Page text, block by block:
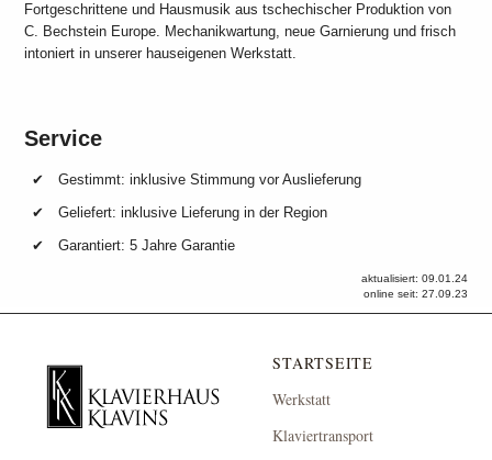
Fortgeschrittene und Hausmusik aus tschechischer Produktion von
C. Bechstein Europe. Mechanikwartung, neue Garnierung und frisch
intoniert in unserer hauseigenen Werkstatt.
Service
Gestimmt: inklusive Stimmung vor Auslieferung
Geliefert: inklusive Lieferung in der Region
Garantiert: 5 Jahre Garantie
aktualisiert: 09.01.24
online seit: 27.09.23
STARTSEITE
Werkstatt
Klaviertransport